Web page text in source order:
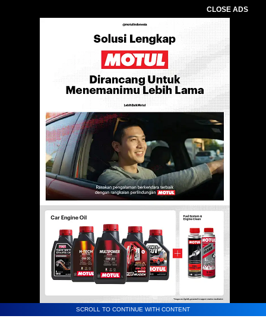
CLOSE ADS
SCROLL TO CONTINUE WITH CONTENT